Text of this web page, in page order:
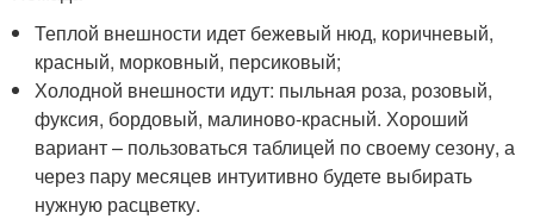
Теплой внешности идет бежевый нюд, коричневый,
красный, морковный, персиковый;
Холодной внешности идут: пыльная роза, розовый,
фуксия, бордовый, малиново-красный. Хороший
вариант – пользоваться таблицей по своему сезону, а
через пару месяцев интуитивно будете выбирать
нужную расцветку.